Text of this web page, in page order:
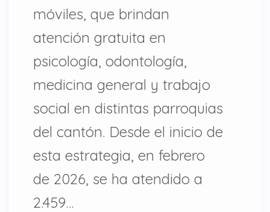
móviles, que brindan
atención gratuita en
psicología, odontología,
medicina general y trabajo
social en distintas parroquias
del cantón. Desde el inicio de
esta estrategia, en febrero
de 2026, se ha atendido a
2.459…